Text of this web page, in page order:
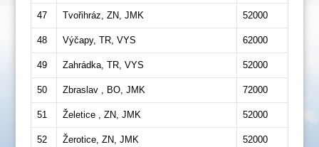
47 Tvořihráz, ZN, JMK 52000
48 Výčapy, TR, VYS 62000
49 Zahrádka, TR, VYS 52000
50 Zbraslav , BO, JMK 72000
51 Želetice , ZN, JMK 52000
52 Žerotice, ZN, JMK 52000